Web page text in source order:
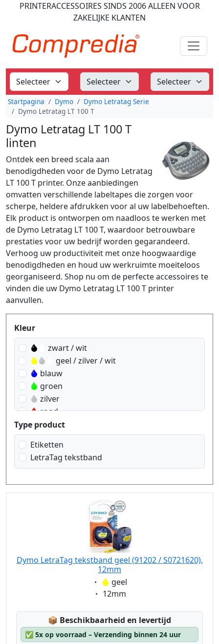
PRINTERACCESSOIRES SINDS 2006ALLEEN VOOR
ZAKELIJKE KLANTEN
Startpagina Dymo
Dymo Letratag Serie
Dymo Letratag LT 100 T
Dymo Letratag LT 100 T
linten
Ontdek een breed scala aan
benodigdheden voor de Dymo Letratag
LT 100 T printer. Onze aanbiedingen
omvatten verschillende labeltapes die zorgen voor
scherpe, heldere afdrukken voor al uw labelbehoeften.
Elk product is ontworpen om naadloos te werken met
de Dymo Letratag LT 100 T, waardoor betrouwbare
prestaties voor uw bedrijf worden gegarandeerd.
Verhoog uw productiviteit met onze hoogwaardige
benodigdheden en houd uw werkruimte moeiteloos
georganiseerd. Shop nu om de perfecte accessoires te
vinden die uw Dymo Letratag LT 100 T printer
aanvullen.
Produktfilter
Kleur
zwart / wit
geel / zilver / wit
blauw
groen
zilver
rood
geel
transparant
zwart op wit
Type product
Etiketten
LetraTag tekstband
Dymo LetraTag tekstband geel (91202 / S0721620),
12mm
Eigenschaft:
geel
Eigenschaft:
12mm
📦 Lagerstatus:
Beschikbaarheid en levertijd
✅ 5x op voorraad – Verzending binnen 24 uur